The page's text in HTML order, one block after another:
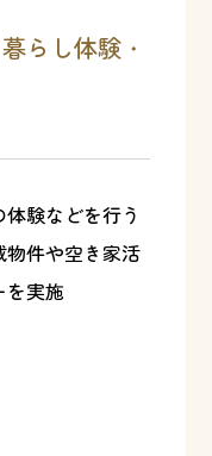
らし体験・
験などを行う
物件や空き家活
を実施